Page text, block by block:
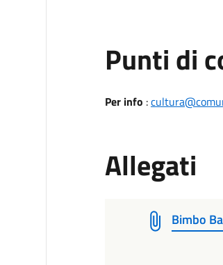
Punti di
Per info :
Allegati
Bimbo